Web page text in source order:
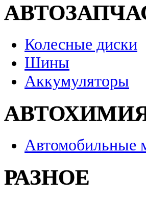
Колесные диски
Шины
Аккумуляторы
Автомобильные
РАЗНОЕ